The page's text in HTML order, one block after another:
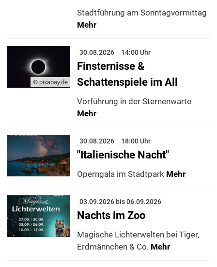
Stadtführung am Sonntagvormittag
Mehr
© pixabay.de
30.08.2026 14:00 Uhr
Finsternisse &
Schattenspiele im All
Vorführung in der Sternenwarte
Mehr
30.08.2026 18:00 Uhr
"Italienische Nacht"
Operngala im Stadtpark Mehr
03.09.2026 bis 06.09.2026
Nachts im Zoo
Magische Lichterwelten bei Tiger,
Erdmännchen & Co. Mehr